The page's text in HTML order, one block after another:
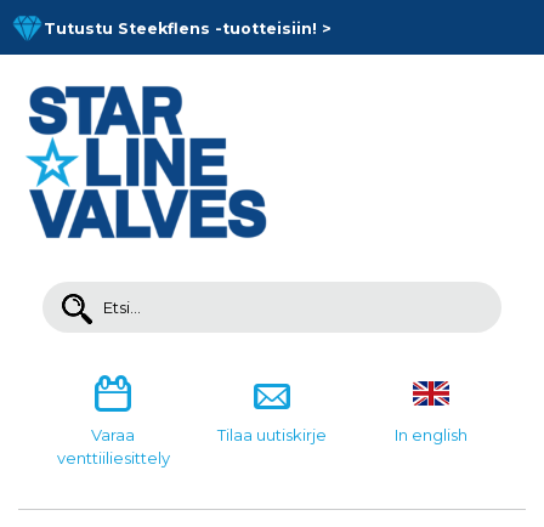
to
content
Tutustu Steekflens -tuotteisiin! >
Search
for:
Varaa
venttiiliesittely
Tilaa uutiskirje In english